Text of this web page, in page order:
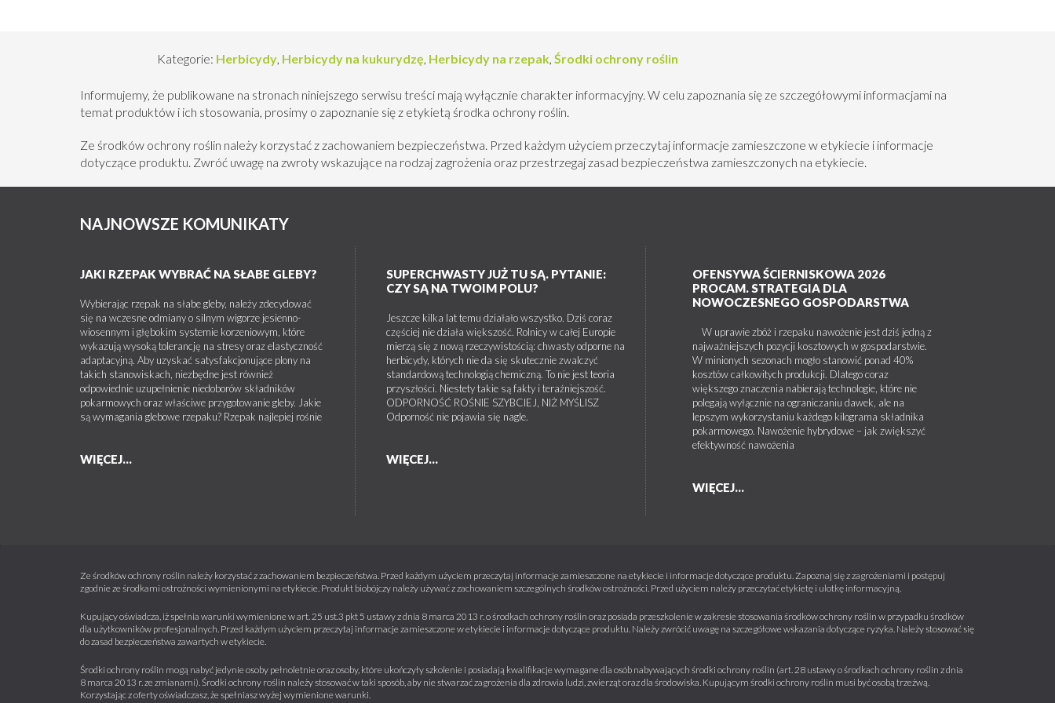
Kategorie: Herbicydy, Herbicydy na kukurydzę Herbicydy na rzepak, Środki ochrony roślin
Informujemy, że publikowane na stronach niniejszego serwisu treści mają wyłącznie charakter informacyjny. W celu zapoznania się ze szczegółowymi informacjami na
temat produktów i ich stosowania, prosimy o zapoznanie się z etykietą środka ochrony roślin.
Ze środków ochrony roślin należy korzystać z zachowaniem bezpieczeństwa. Przed każdym użyciem przeczytaj informacje zamieszczone w etykiecie i informacje
dotyczące produktu. Zwróć uwagę na zwroty wskazujące na rodzaj zagrożenia oraz przestrzegaj zasad bezpieczeństwa zamieszczonych na etykiecie.
NAJNOWSZE KOMUNIKATY
JAKI RZEPAK WYBRAĆ NA SŁABE GLEBY?
Wybierając rzepak na słabe gleby, należy zdecydować
się na wczesne odmiany o silnym wigorze jesienno-
wiosennym i głębokim systemie korzeniowym, które
wykazują wysoką tolerancję na stresy oraz elastyczność
adaptacyjną. Aby uzyskać satysfakcjonujące plony na
takich stanowiskach, niezbędne jest również
odpowiednie uzupełnienie niedoborów składników
pokarmowych oraz właściwe przygotowanie gleby. Jakie
są wymagania glebowe rzepaku? Rzepak najlepiej rośnie
WIĘCEJ...
SUPERCHWASTY JUŻ TU SĄ. PYTANIE:
CZY SĄ NA TWOIM POLU?
Jeszcze kilka lat temu działało wszystko. Dziś coraz
częściej nie działa większość. Rolnicy w całej Europie
mierzą się z nową rzeczywistością: chwasty odporne na
herbicydy, których nie da się skutecznie zwalczyć
standardową technologią chemiczną. To nie jest teoria
przyszłości. Niestety takie są fakty i teraźniejszość.
ODPORNOŚĆ ROŚNIE SZYBCIEJ, NIŻ MYŚLISZ
Odporność nie pojawia się nagle.
WIĘCEJ...
OFENSYWA ŚCIERNISKOWA 2026
PROCAM. STRATEGIA DLA
NOWOCZESNEGO GOSPODARSTWA
W uprawie zbóż i rzepaku nawożenie jest dziś jedną z
najważniejszych pozycji kosztowych w gospodarstwie.
W minionych sezonach mogło stanowić ponad 40%
kosztów całkowitych produkcji. Dlatego coraz
większego znaczenia nabierają technologie, które nie
polegają wyłącznie na ograniczaniu dawek, ale na
lepszym wykorzystaniu każdego kilograma składnika
pokarmowego. Nawożenie hybrydowe – jak zwiększyć
efektywność nawożenia
WIĘCEJ...
Ze środków ochrony roślin należy korzystać z zachowaniem bezpieczeństwa. Przed każdym użyciem przeczytaj informacje zamieszczone na etykiecie i informacje dotyczące produktu. Zapoznaj się z zagrożeniami i postępuj
zgodnie ze środkami ostrożności wymienionymi na etykiecie. Produkt biobójczy należy używać z zachowaniem szczególnych środków ostrożności. Przed użyciem należy przeczytać etykietę i ulotkę informacyjną.
Kupujący oświadcza, iż spełnia warunki wymienione w art. 25 ust.3 pkt 5 ustawy z dnia 8 marca 2013 r. o środkach ochrony roślin oraz posiada przeszkolenie w zakresie stosowania środków ochrony roślin w przypadku środków
dla użytkowników profesjonalnych. Przed każdym użyciem przeczytaj informacje zamieszczone w etykiecie i informacje dotyczące produktu. Należy zwrócić uwagę na szczegółowe wskazania dotyczące ryzyka. Należy stosować się
do zasad bezpieczeństwa zawartych w etykiecie.
Środki ochrony roślin mogą nabyć jedynie osoby pełnoletnie oraz osoby, które ukończyły szkolenie i posiadają kwalifikacje wymagane dla osób nabywających środki ochrony roślin (art. 28 ustawy o środkach ochrony roślin z dnia
8 marca 2013 r. ze zmianami). Środki ochrony roślin należy stosować w taki sposób, aby nie stwarzać zagrożenia dla zdrowia ludzi, zwierząt oraz dla środowiska. Kupującym środki ochrony roślin musi być osobą trzeźwą.
Korzystając z oferty oświadczasz, że spełniasz wyżej wymienione warunki.